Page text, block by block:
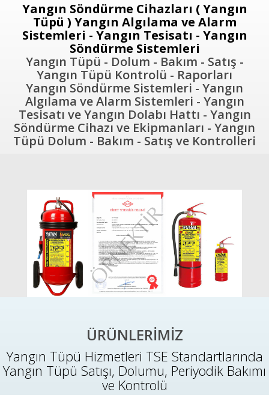
Yangın Söndürme Cihazları ( Yangın
Tüpü ) Yangın Algılama ve Alarm
Sistemleri - Yangın Tesisatı - Yangın
Söndürme Sistemleri
Yangın Tüpü - Dolum - Bakım - Satış -
Yangın Tüpü Kontrolü - Raporları
Yangın Söndürme Sistemleri - Yangın
Algılama ve Alarm Sistemleri - Yangın
Tesisatı ve Yangın Dolabı Hattı - Yangın
Söndürme Cihazı ve Ekipmanları - Yangın
Tüpü Dolum - Bakım - Satış ve Kontrolleri
ÜRÜNLERİMİZ
Yangın Tüpü Hizmetleri TSE Standartlarında
Yangın Tüpü Satışı, Dolumu, Periyodik Bakımı
ve Kontrolü